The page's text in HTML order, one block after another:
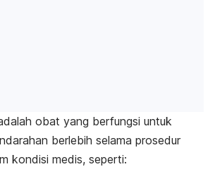
obat yang berfungsi untuk
berlebih selama prosedur
kondisi medis, seperti: